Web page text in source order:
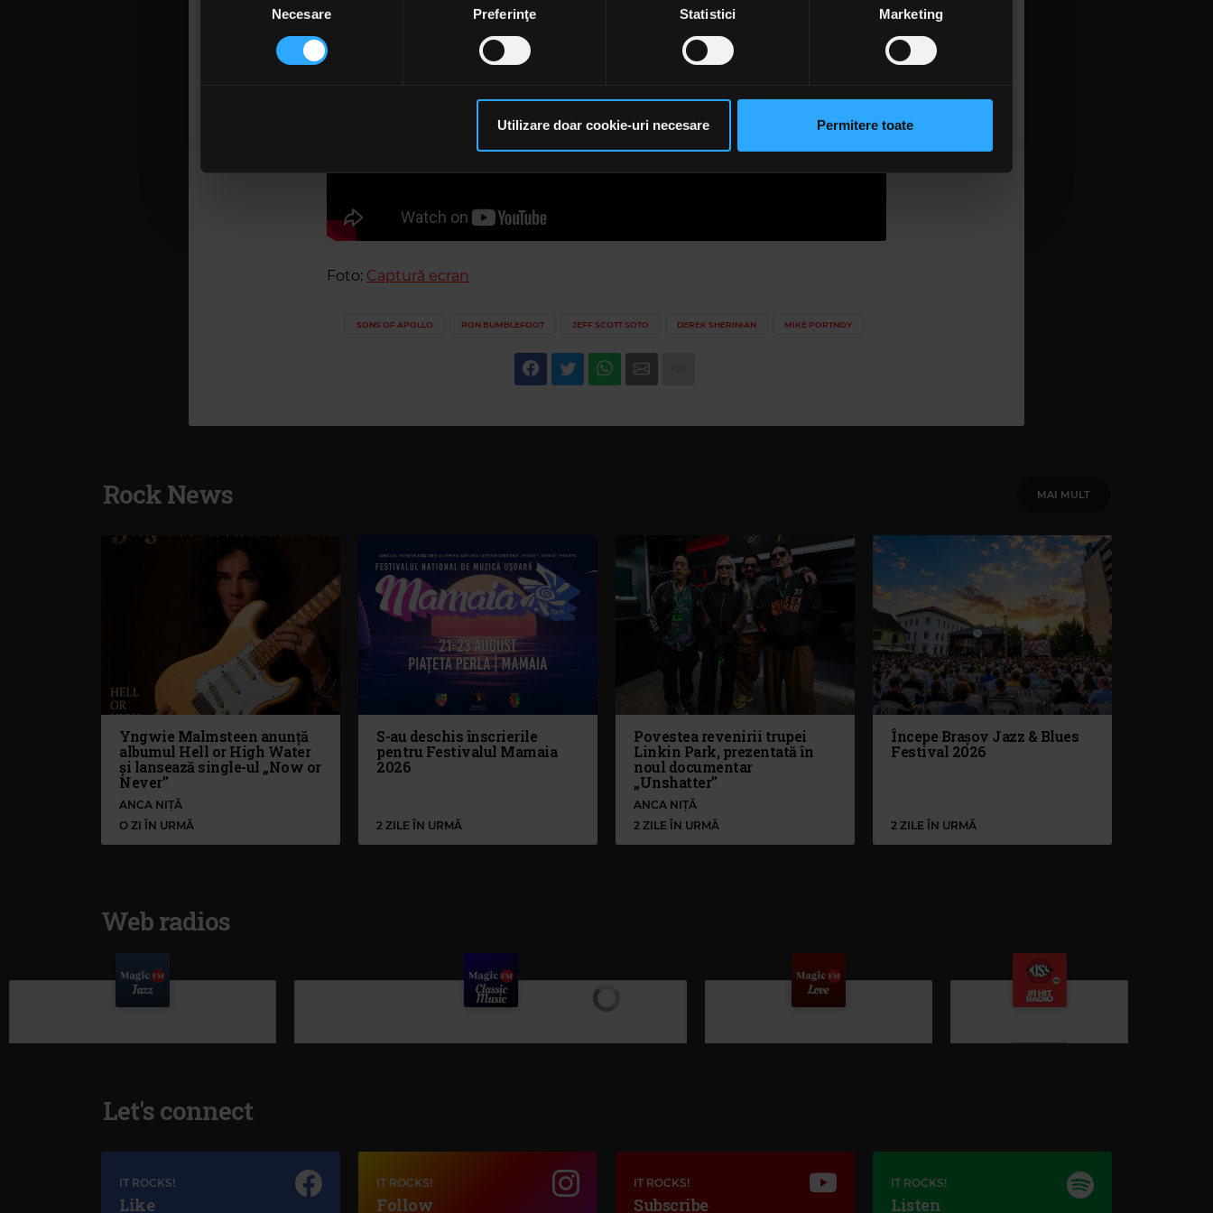
Găsiți mai multe informații despre procesarea datelor dvs. personale și configurați-vă preferințele la
secțiunea cu detalii
Vă puteți modifica sau retrage oricând acordul din Declarația despre modulele cookie.
traficul. De asemenea, le oferim partenerilor de rețele sociale, de publicitate și de analize informații cu privire la modul în
care folosiți site-ul nostru. Aceștia le pot combina cu alte informații oferite de dvs. sau culese în urma folosirii serviciilor
consimțământului
Necesare Preferinţe Statistici Marketing
Utilizare doar cookie-uri necesare Permitere toate
Resurrection Day
Foto: Captură ecran
SONS OF APOLLO RON BUMBLEFOOT JEFF SCOTT SOTO DEREK SHERINIAN MIKE PORTNOY
Rock News MAI MULT
Yngwie Malmsteen anunță
albumul Hell or High Water
și lansează single-ul „Now or
Never”
ANCA NIȚĂ
O ZI ÎN URMĂ
S-au deschis înscrierile
pentru Festivalul Mamaia
2026
2 ZILE ÎN URMĂ
Povestea revenirii trupei
Linkin Park, prezentată în
noul documentar
„Unshatter”
ANCA NIȚĂ
2 ZILE ÎN URMĂ
Începe Brașov Jazz & Blues
Festival 2026
2 ZILE ÎN URMĂ
Web radios
Kiss FM
Let's connect
IT ROCKS!
Like
IT ROCKS!
Follow
IT ROCKS!
Subscribe
IT ROCKS!
Listen